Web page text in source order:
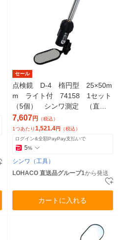
セール
点検鏡 D-4 楕円型 25×50m
m ライト付 74158 1セット
（5個） シンワ測定 （直送
品）
7,607円 （税込）
1つあたり1,521.4円 （税込）
ログイン&全額PayPay支払いで
5%
シンワ（工具）
LOHACO 直送品グループ1から発送
カートに入れる